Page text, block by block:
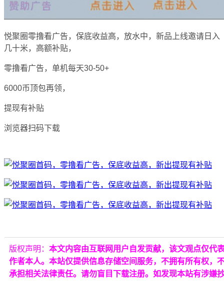
悦聚圈零撸看广告，保底收益高，放水中，新品上线邀请日入
几十米，高额补贴，
零撸看广告，单机每天30-50+
6000币顶包再领，
提现有补贴
浏览器扫码下载
版权声明： 本文内容由互联网用户自发贡献，该文观点仅代
作者本人。本站仅提供信息存储空间服务，不拥有所有权，
承担相关法律责任。请勿盲目下载注册。如发现本站有涉嫌